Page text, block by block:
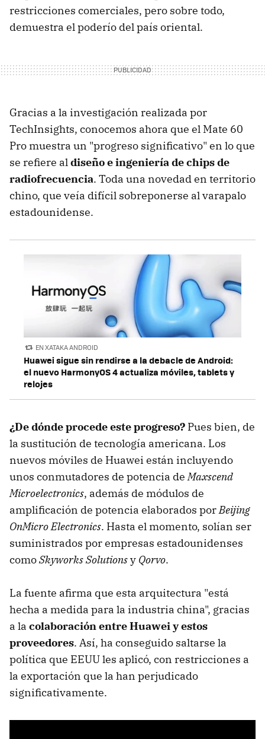
restricciones comerciales, pero sobre todo,
demuestra el poderío del país oriental.
Gracias a la investigación realizada por
TechInsights, conocemos ahora que el Mate 60
Pro muestra un "progreso significativo" en lo que
se refiere aldiseño e ingeniería de chips de
radiofrecuencia. Toda una novedad en territorio
chino, que veía difícil sobreponerse al varapalo
estadounidense.
EN XATAKA ANDROID
Huawei sigue sin rendirse a la debacle de Android:
el nuevo HarmonyOS 4 actualiza móviles, tablets y
relojes
¿De dónde procede este progreso? Pues bien, de
la sustitución de tecnología americana. Los
nuevos móviles de Huawei están incluyendo
unos conmutadores de potencia deMaxscend
Microelectronics, además de módulos de
amplificación de potencia elaborados porBeijing
OnMicro Electronics. Hasta el momento, solían ser
suministrados por empresas estadounidenses
comoSkyworks Solutionsy Qorvo.
La fuente afirma que esta arquitectura "está
hecha a medida para la industria china", gracias
a la colaboración entre Huawei y estos
proveedores. Así, ha conseguido saltarse la
política que EEUU les aplicó, con restricciones a
la exportación que la han perjudicado
significativamente.